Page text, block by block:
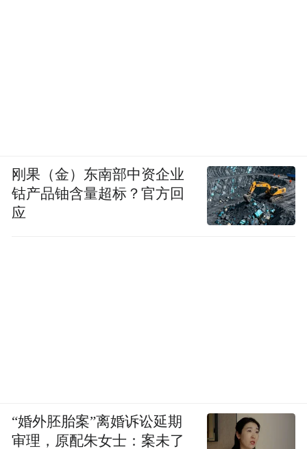
刚果（金）东南部中资企业
钴产品铀含量超标？官方回
应
“婚外胚胎案”离婚诉讼延期
审理，原配朱女士：案未了